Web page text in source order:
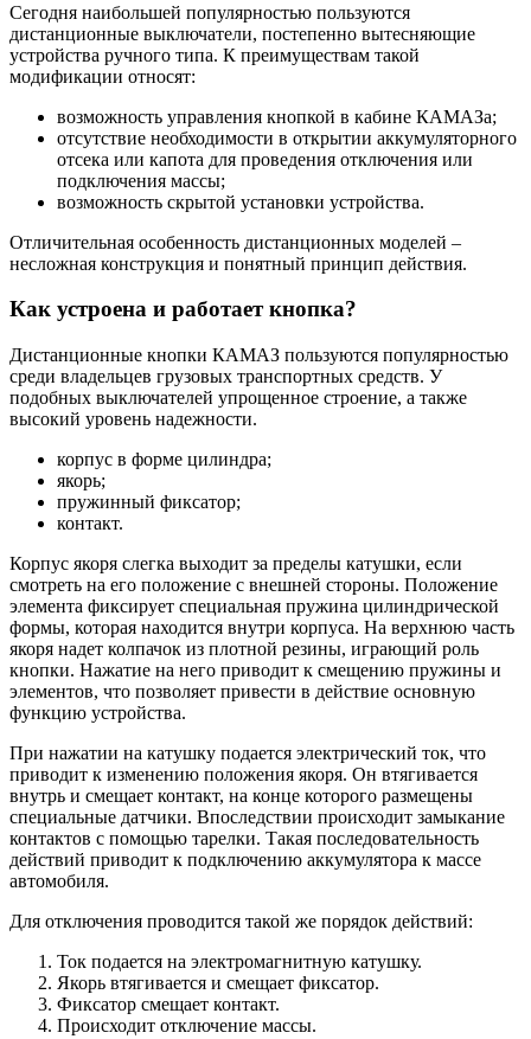
Сегодня наибольшей популярностью пользуются
дистанционные выключатели, постепенно вытесняющие
устройства ручного типа. К преимуществам такой
модификации относят:
возможность управления кнопкой в кабине КАМАЗа;
отсутствие необходимости в открытии аккумуляторного
отсека или капота для проведения отключения или
подключения массы;
возможность скрытой установки устройства.
Отличительная особенность дистанционных моделей –
несложная конструкция и понятный принцип действия.
Как устроена и работает кнопка?
Дистанционные кнопки КАМАЗ пользуются популярностью
среди владельцев грузовых транспортных средств. У
подобных выключателей упрощенное строение, а также
высокий уровень надежности.
корпус в форме цилиндра;
якорь;
пружинный фиксатор;
контакт.
Корпус якоря слегка выходит за пределы катушки, если
смотреть на его положение с внешней стороны. Положение
элемента фиксирует специальная пружина цилиндрической
формы, которая находится внутри корпуса. На верхнюю часть
якоря надет колпачок из плотной резины, играющий роль
кнопки. Нажатие на него приводит к смещению пружины и
элементов, что позволяет привести в действие основную
функцию устройства.
При нажатии на катушку подается электрический ток, что
приводит к изменению положения якоря. Он втягивается
внутрь и смещает контакт, на конце которого размещены
специальные датчики. Впоследствии происходит замыкание
контактов с помощью тарелки. Такая последовательность
действий приводит к подключению аккумулятора к массе
автомобиля.
Для отключения проводится такой же порядок действий:
Ток подается на электромагнитную катушку.
Якорь втягивается и смещает фиксатор.
Фиксатор смещает контакт.
Происходит отключение массы.